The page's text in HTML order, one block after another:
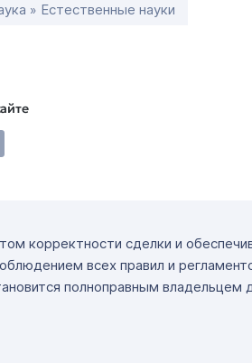
» Естественные науки
корректности сделки и
всех правил и
полноправным владельцем